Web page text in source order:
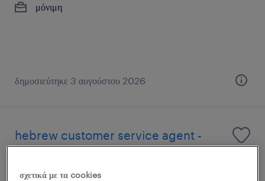
μόνιμη
δημοσιεύτηκε 3 αυγούστου 2026
hebrew customer service agent -
σχετικά με τα cookies